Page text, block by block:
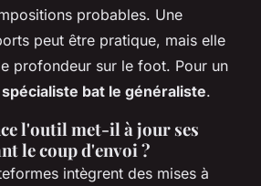
probables. Une
peut être pratique, mais elle
profondeur sur le foot. Pour un
spécialiste bat le généraliste.
l'outil met-il à jour ses
le coup d'envoi ?
intègrent des mises à